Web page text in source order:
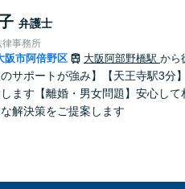
弁護士
律事務所
阪市阿倍野区 大阪阿部野橋駅 から
のサポートが強み】【天王寺駅3
ます【離婚・男女問題】安心し
解決策をご提案します